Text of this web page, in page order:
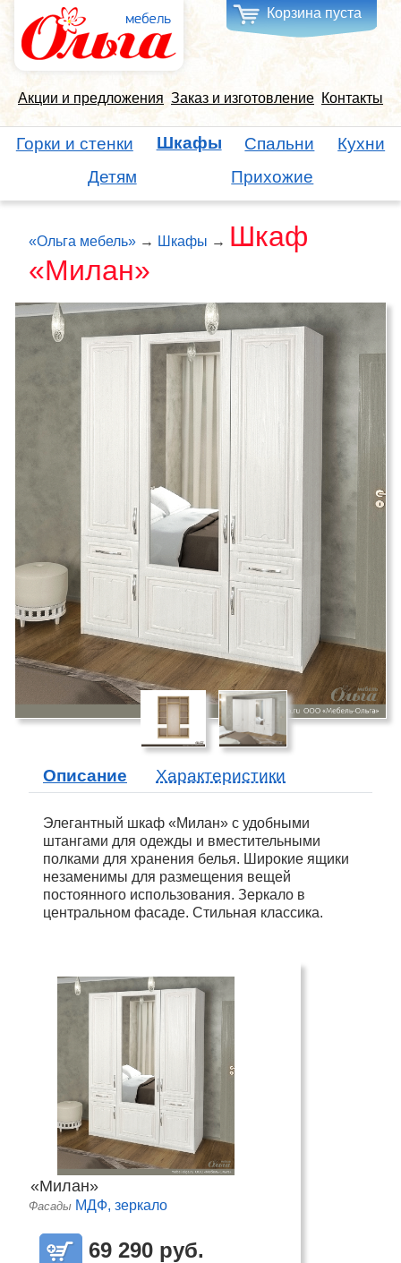
Акции и предложения Заказ и изготовление Контакты
Корзина пуста
Горки и стенки Шкафы Спальни
Кухни
Детям
Прихожие
«Ольга мебель» → Шкафы → Шкаф
«Милан»
Описание Характеристики
Элегантный шкаф «Милан» с удобными
штангами для одежды и вместительными
полками для хранения белья. Широкие ящики
незаменимы для размещения вещей
постоянного использования. Зеркало в
центральном фасаде. Стильная классика.
«Милан»
Фасады МДФ, зеркало
69 290 руб.